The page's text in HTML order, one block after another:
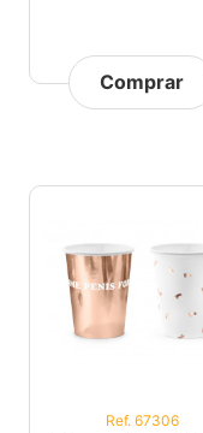
Comprar
Ref. 67306